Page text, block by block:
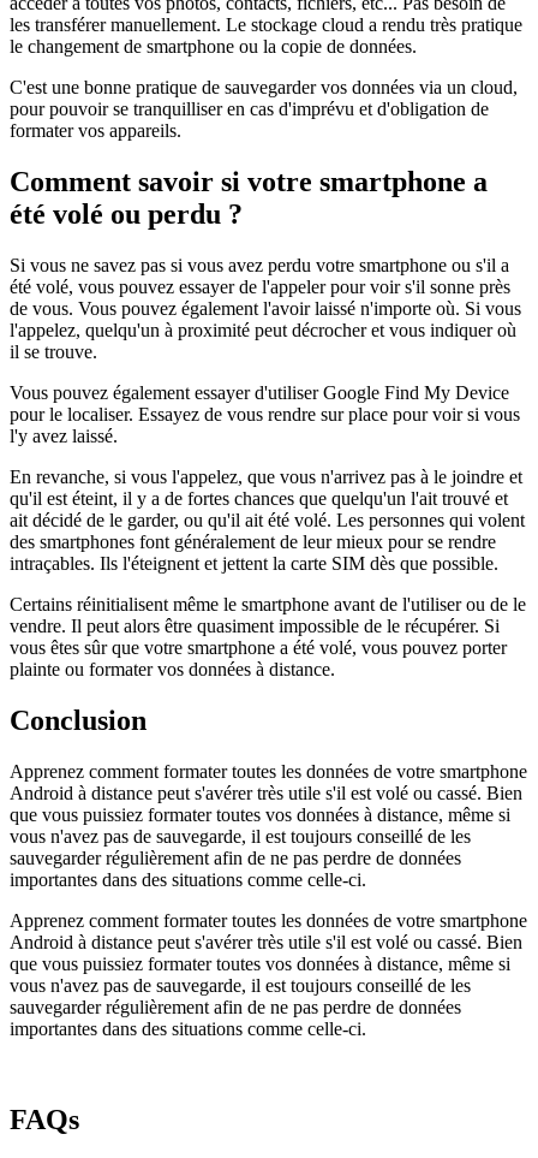
les transférer manuellement. Le stockage cloud a rendu très pratique
le changement de smartphone ou la copie de données.
C'est une bonne pratique de sauvegarder vos données via un cloud,
pour pouvoir se tranquilliser en cas d'imprévu et d'obligation de
formater vos appareils.
Comment savoir si votre smartphone a
été volé ou perdu ?
Si vous ne savez pas si vous avez perdu votre smartphone ou s'il a
été volé, vous pouvez essayer de l'appeler pour voir s'il sonne près
de vous. Vous pouvez également l'avoir laissé n'importe où. Si vous
l'appelez, quelqu'un à proximité peut décrocher et vous indiquer où
il se trouve.
Vous pouvez également essayer d'utiliser Google Find My Device
pour le localiser. Essayez de vous rendre sur place pour voir si vous
l'y avez laissé.
En revanche, si vous l'appelez, que vous n'arrivez pas à le joindre et
qu'il est éteint, il y a de fortes chances que quelqu'un l'ait trouvé et
ait décidé de le garder, ou qu'il ait été volé. Les personnes qui volent
des smartphones font généralement de leur mieux pour se rendre
intraçables. Ils l'éteignent et jettent la carte SIM dès que possible.
Certains réinitialisent même le smartphone avant de l'utiliser ou de le
vendre. Il peut alors être quasiment impossible de le récupérer. Si
vous êtes sûr que votre smartphone a été volé, vous pouvez porter
plainte ou formater vos données à distance.
Conclusion
Apprenez comment formater toutes les données de votre smartphone
Android à distance peut s'avérer très utile s'il est volé ou cassé. Bien
que vous puissiez formater toutes vos données à distance, même si
vous n'avez pas de sauvegarde, il est toujours conseillé de les
sauvegarder régulièrement afin de ne pas perdre de données
importantes dans des situations comme celle-ci.
Apprenez comment formater toutes les données de votre smartphone
Android à distance peut s'avérer très utile s'il est volé ou cassé. Bien
que vous puissiez formater toutes vos données à distance, même si
vous n'avez pas de sauvegarde, il est toujours conseillé de les
sauvegarder régulièrement afin de ne pas perdre de données
importantes dans des situations comme celle-ci.
FAQs